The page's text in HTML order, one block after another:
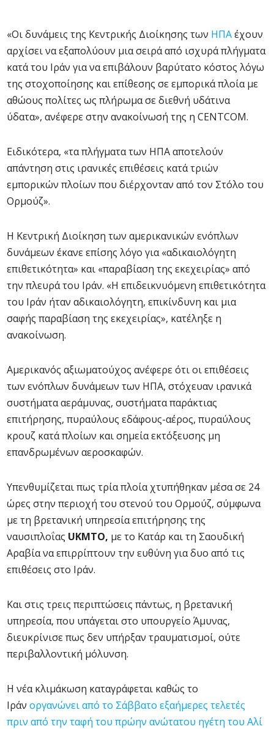
«Οι δυνάμεις της Κεντρικής Διοίκησης των ΗΠΑέχουν
αρχίσει να εξαπολύουν μια σειρά από ισχυρά πλήγματα
κατά του Ιράν για να επιβάλουν βαρύτατο κόστος λόγω
της στοχοποίησης και επίθεσης σε εμπορικά πλοία με
αθώους πολίτες ως πλήρωμα σε διεθνή υδάτινα
ύδατα», ανέφερε στην ανακοίνωσή της η CENTCOM.
Ειδικότερα, «τα πλήγματα των ΗΠΑ αποτελούν
απάντηση στις ιρανικές επιθέσεις κατά τριών
εμπορικών πλοίων που διέρχονταν από τον Στόλο του
Ορμούζ».
Η Κεντρική Διοίκηση των αμερικανικών ενόπλων
δυνάμεων έκανε επίσης λόγο για «αδικαιολόγητη
επιθετικότητα» και «παραβίαση της εκεχειρίας» από
την πλευρά του Ιράν. «Η επιδεικνυόμενη επιθετικότητα
του Ιράν ήταν αδικαιολόγητη, επικίνδυνη και μια
σαφής παραβίαση της εκεχειρίας», κατέληξε η
ανακοίνωση.
Αμερικανός αξιωματούχος ανέφερε ότι οι επιθέσεις
των ενόπλων δυνάμεων των ΗΠΑ, στόχευαν ιρανικά
συστήματα αεράμυνας, συστήματα παράκτιας
επιτήρησης, πυραύλους εδάφους-αέρος, πυραύλους
κρουζ κατά πλοίων και σημεία εκτόξευσης μη
επανδρωμένων αεροσκαφών.
Υπενθυμίζεται πως τρία πλοία χτυπήθηκαν μέσα σε 24
ώρες στην περιοχή του στενού του Ορμούζ, σύμφωνα
με τη βρετανική υπηρεσία επιτήρησης της
ναυσιπλοΐας UKMTO, με το Κατάρ και τη Σαουδική
Αραβία να επιρρίπτουν την ευθύνη για δυο από τις
επιθέσεις στο Ιράν.
Και στις τρεις περιπτώσεις πάντως, η βρετανική
υπηρεσία, που υπάγεται στο υπουργείο Άμυνας,
διευκρίνισε πως δεν υπήρξαν τραυματισμοί, ούτε
περιβαλλοντική μόλυνση.
Η νέα κλιμάκωση καταγράφεται καθώς το
Ιράν οργανώνει από το Σάββατο εξαήμερες τελετές
πριν από την ταφή του πρώην ανώτατου ηγέτη του Αλί